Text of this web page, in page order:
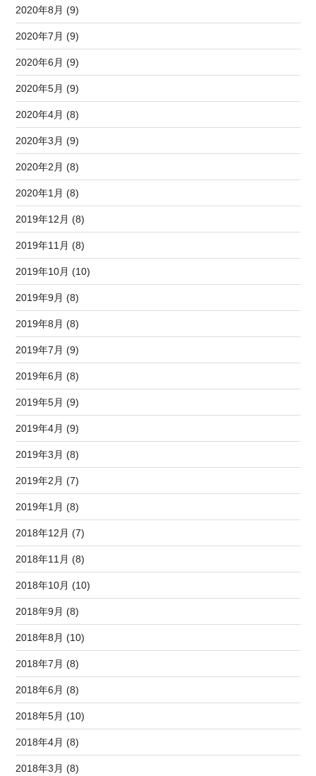
2020年8月 (9)
2020年7月 (9)
2020年6月 (9)
2020年5月 (9)
2020年4月 (8)
2020年3月 (9)
2020年2月 (8)
2020年1月 (8)
2019年12月 (8)
2019年11月 (8)
2019年10月 (10)
2019年9月 (8)
2019年8月 (8)
2019年7月 (9)
2019年6月 (8)
2019年5月 (9)
2019年4月 (9)
2019年3月 (8)
2019年2月 (7)
2019年1月 (8)
2018年12月 (7)
2018年11月 (8)
2018年10月 (10)
2018年9月 (8)
2018年8月 (10)
2018年7月 (8)
2018年6月 (8)
2018年5月 (10)
2018年4月 (8)
2018年3月 (8)